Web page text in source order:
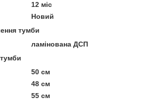
12 міс
Новий
тумби
ламінована ДСП
50 см
48 см
55 см